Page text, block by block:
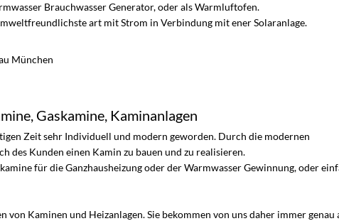
Brauchwasser Generator, oder als Warmluftofen.
art mit Strom in Verbindung mit ener Solaranlage.
München
Gaskamine, Kaminanlagen
Zeit sehr Individuell und modern geworden. Durch die modernen
des Kunden einen Kamin zu bauen und zu realisieren.
für die Ganzhausheizung oder der Warmwasser Gewinnung, oder
Kaminen und Heizanlagen. Sie bekommen von uns daher immer genau